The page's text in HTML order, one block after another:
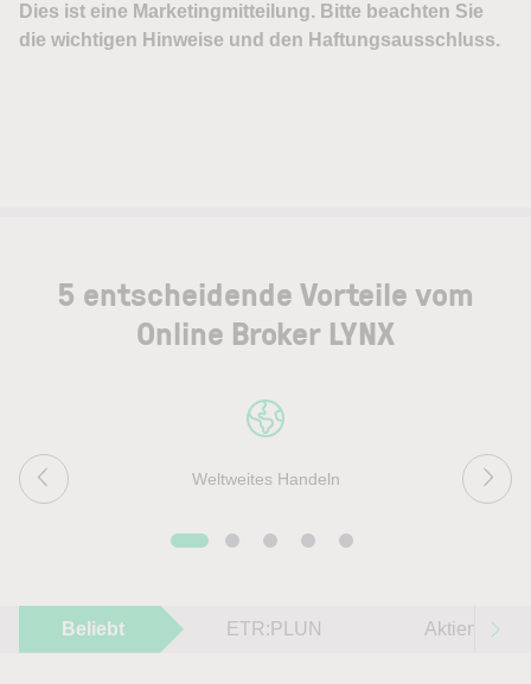
5 entscheidende Vorteile vom
Online Broker LYNX
Weltweites Handeln
Beliebt ETR:PLUN Aktien im